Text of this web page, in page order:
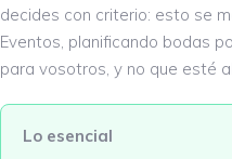
decides con criterio: esto se
Eventos, planificando bodas
para vosotros, y no que esté
Lo esencial